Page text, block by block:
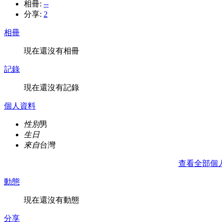
相冊: --
分享: 2
相冊
現在還沒有相冊
記錄
現在還沒有記錄
個人資料
性別男
生日
來自台灣
查看全部個
動態
現在還沒有動態
分享